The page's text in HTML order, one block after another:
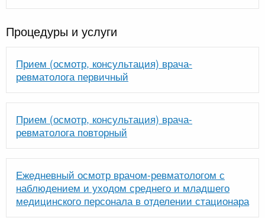
Процедуры и услуги
Прием (осмотр, консультация) врача-
ревматолога первичный
Прием (осмотр, консультация) врача-
ревматолога повторный
Ежедневный осмотр врачом-ревматологом с
наблюдением и уходом среднего и младшего
медицинского персонала в отделении стационара